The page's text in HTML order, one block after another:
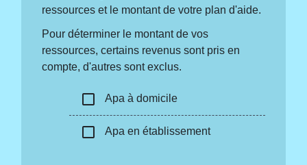
ressources et le montant de votre plan d'aide.
Pour déterminer le montant de vos
ressources, certains revenus sont pris en
compte, d'autres sont exclus.
check_box_outline_blank Apa à domicile
check_box_outline_blank Apa en établissement